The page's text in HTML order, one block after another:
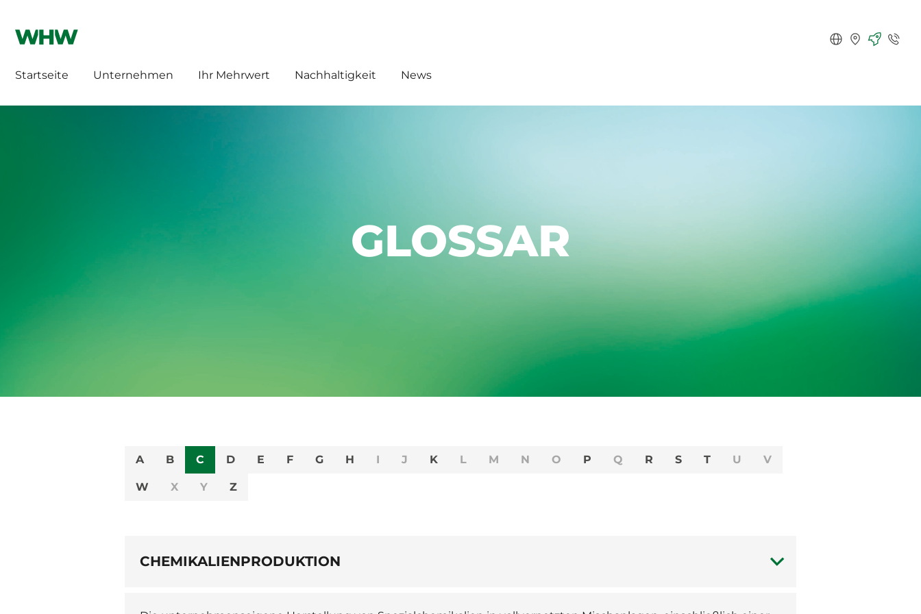
Deutsch
Standorte
KarriereKontakt
Startseite Unternehmen Ihr Mehrwert Nachhaltigkeit News
GLOSSAR
A B C D E F G H I J K L M N O P Q R S T U V
W X Y Z
CHEMIKALIENPRODUKTION